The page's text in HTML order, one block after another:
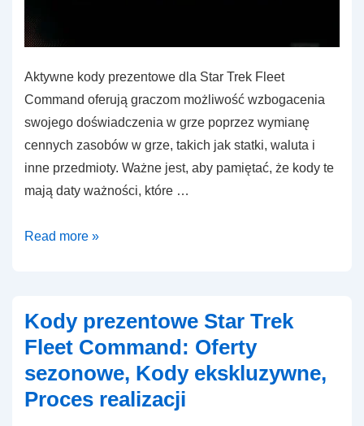
Aktywne kody prezentowe dla Star Trek Fleet
Command oferują graczom możliwość wzbogacenia
swojego doświadczenia w grze poprzez wymianę
cennych zasobów w grze, takich jak statki, waluta i
inne przedmioty. Ważne jest, aby pamiętać, że kody te
mają daty ważności, które …
Kody
Fleet
Command:
Aktywne
promocje,
Read more »
Kody prezentowe Star Trek
Fleet Command: Oferty
sezonowe, Kody ekskluzywne,
Proces realizacji